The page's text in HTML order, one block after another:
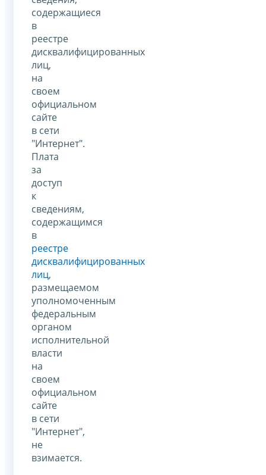
содержащиеся
в
реестре
дисквалифицированных
лиц,
на
своем
официальном
сайте
в сети
"Интернет".
Плата
за
доступ
к
сведениям,
содержащимся
в
реестре
дисквалифицированных
лиц,
размещаемом
уполномоченным
федеральным
органом
исполнительной
власти
на
своем
официальном
сайте
в сети
"Интернет",
не
взимается.